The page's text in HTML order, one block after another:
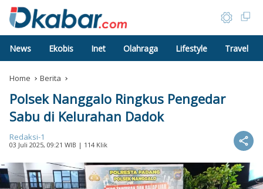
News Ekobis Inet Olahraga Lifestyle Travel
Home Berita
Polsek Nanggalo Ringkus Pengedar
Sabu di Kelurahan Dadok
Redaksi-1
03 Juli 2025, 09:21 WIB | 114 Klik